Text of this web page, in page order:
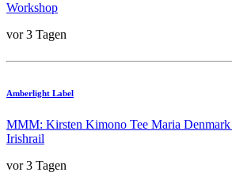
Workshop
vor 3 Tagen
Amberlight Label
MMM: Kirsten Kimono Tee Maria
Irishrail
vor 3 Tagen